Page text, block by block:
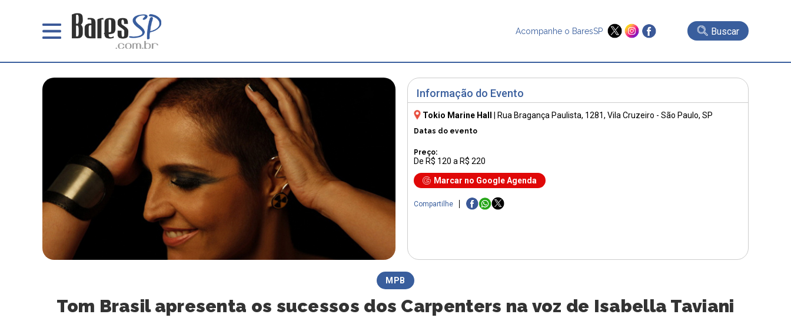
Acompanhe o BaresSP Buscar
Informação do Evento
Tokio Marine Hall Rua Bragança Paulista, 1281, Vila Cruzeiro - São Paulo, SP
Datas do evento
Preço:
De R$ 120 a R$ 220
Marcar no Google Agenda
Compartilhe
MPB
Tom Brasil apresenta os sucessos dos Carpenters na voz de Isabella Taviani